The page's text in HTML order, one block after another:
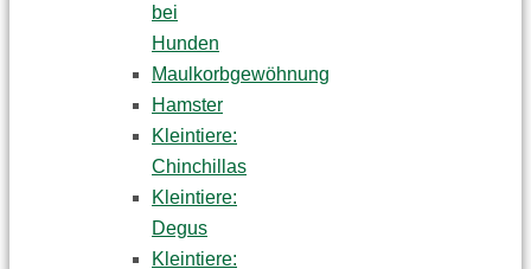
bei
Hunden
Maulkorbgewöhnung
Hamster
Kleintiere:
Chinchillas
Kleintiere:
Degus
Kleintiere: